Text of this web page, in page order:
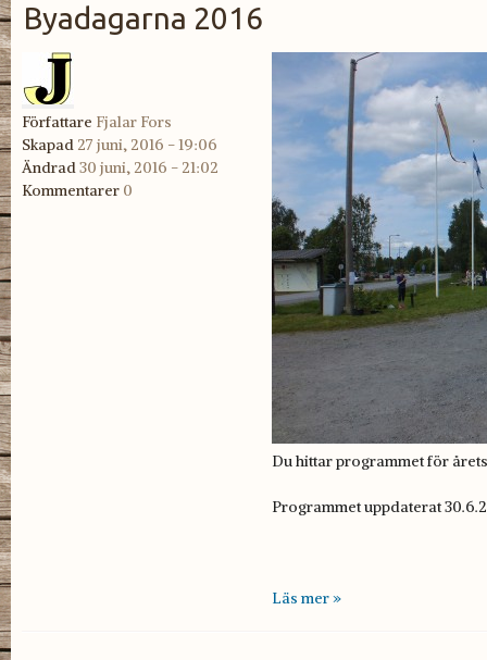
Byadagarna 2016
Författare Fjalar Fors
Skapad 27 juni, 2016 - 19:06
Ändrad30 juni, 2016 - 21:02
Kommentarer 0
Du hittar programmet för
Programmet uppdaterat
Läs mer »